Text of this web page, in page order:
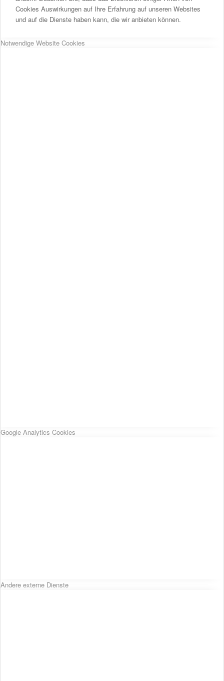
Cookies Auswirkungen auf Ihre Erfahrung auf unseren Websites
und auf die Dienste haben kann, die wir anbieten können.
Notwendige Website Cookies
Google Analytics Cookies
Andere externe Dienste